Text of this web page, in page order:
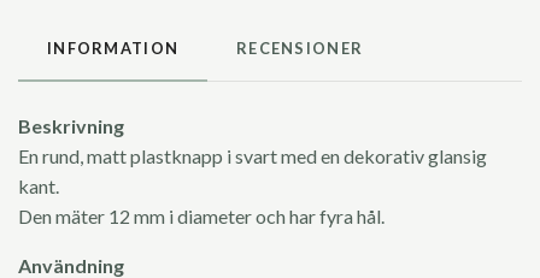
INFORMATION RECENSIONER
Beskrivning
En rund, matt plastknapp i svart med en dekorativ glansig
kant.
Den mäter 12 mm i diameter och har fyra hål.
Användning